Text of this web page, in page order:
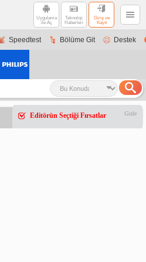
Uygulama
ile Aç
Teknoloji
Haberleri
Giriş ve
Kayıt
Speedtest Bölüme Git Destek
Editörün Seçtiği Fırsatlar Gizle